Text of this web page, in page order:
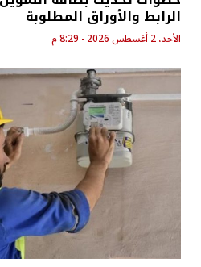
الرابط والأوراق المطلوبة
الأحد، 2 أغسطس 2026 - 8:29 م